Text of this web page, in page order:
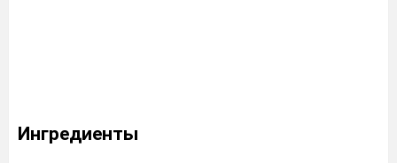
Ингредиенты